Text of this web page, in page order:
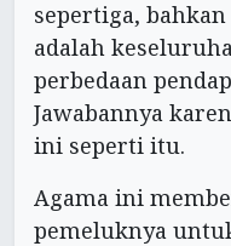
sepertiga,
adalah
perbedaan
Jawabannya
ini seperti itu.
Agama ini
pemeluknya